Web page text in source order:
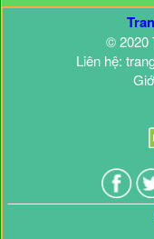
© 2020
Liên hệ: